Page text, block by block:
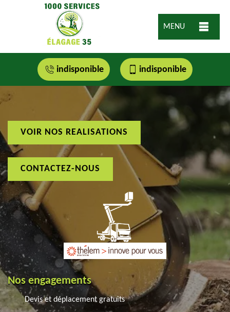
MENU
indisponible indisponible
VOIR NOS REALISATIONS
CONTACTEZ-NOUS
Nos engagements
Devis et déplacement gratuits